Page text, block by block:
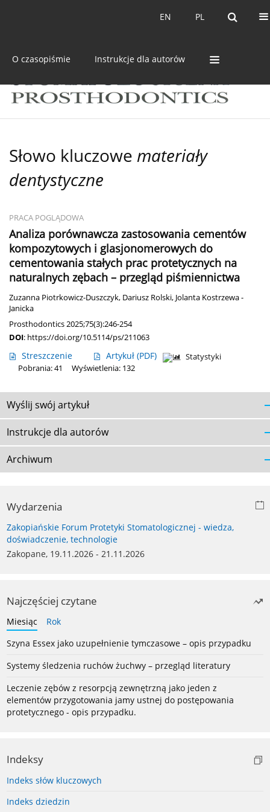
PL
EN PL
EN
O czasopiśmie Instrukcje dla autorów
Słowo kluczowe materiały
dentystyczne
PRACA POGLĄDOWA
Analiza porównawcza zastosowania cementów
kompozytowych i glasjonomerowych do
cementowania stałych prac protetycznych na
naturalnych zębach – przegląd piśmiennictwa
Zuzanna Piotrkowicz-Duszczyk, Dariusz Rolski, Jolanta Kostrzewa -
Janicka
Prosthodontics 2025;75(3):246-254
DOI: https://doi.org/10.5114/ps/211063
Streszczenie Artykuł (PDF)
Statystyki
Pobrania: 41
Wyświetlenia: 132
Wyślij swój artykuł
Instrukcje dla autorów
Archiwum
Wydarzenia
Zakopiańskie Forum Protetyki Stomatologicznej - wiedza,
doświadczenie, technologie
Zakopane, 19.11.2026 - 21.11.2026
Najczęściej czytane
Miesiąc
Rok
Szyna Essex jako uzupełnienie tymczasowe – opis przypadku
Systemy śledzenia ruchów żuchwy – przegląd literatury
Leczenie zębów z resorpcją zewnętrzną jako jeden z
elementów przygotowania jamy ustnej do postępowania
protetycznego - opis przypadku.
Indeksy
Indeks słów kluczowych
Indeks dziedzin